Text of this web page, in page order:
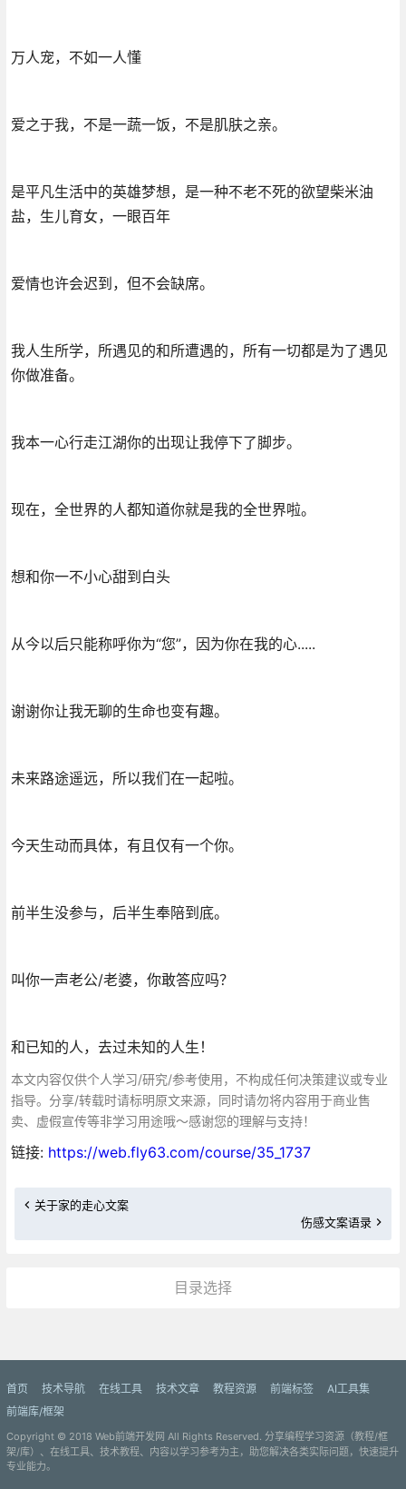
万人宠，不如一人懂
爱之于我，不是一蔬一饭，不是肌肤之亲。
是平凡生活中的英雄梦想，是一种不老不死的欲望柴米油
盐，生儿育女，一眼百年
爱情也许会迟到，但不会缺席。
我人生所学，所遇见的和所遭遇的，所有一切都是为了遇见
你做准备。
我本一心行走江湖你的出现让我停下了脚步。
现在，全世界的人都知道你就是我的全世界啦。
想和你一不小心甜到白头
从今以后只能称呼你为“您”，因为你在我的心.....
谢谢你让我无聊的生命也变有趣。
未来路途遥远，所以我们在一起啦。
今天生动而具体，有且仅有一个你。
前半生没参与，后半生奉陪到底。
叫你一声老公/老婆，你敢答应吗？
和已知的人，去过未知的人生！
本文内容仅供个人学习/研究/参考使用，不构成任何决策建议或专业
指导。分享/转载时请标明原文来源，同时请勿将内容用于商业售
卖、虚假宣传等非学习用途哦～感谢您的理解与支持！
链接: https://web.fly63.com/course/35_1737
关于家的走心文案
伤感文案语录
目录选择
首页 技术导航 在线工具 技术文章 教程资源 前端标签
AI工具集
前端库/框架